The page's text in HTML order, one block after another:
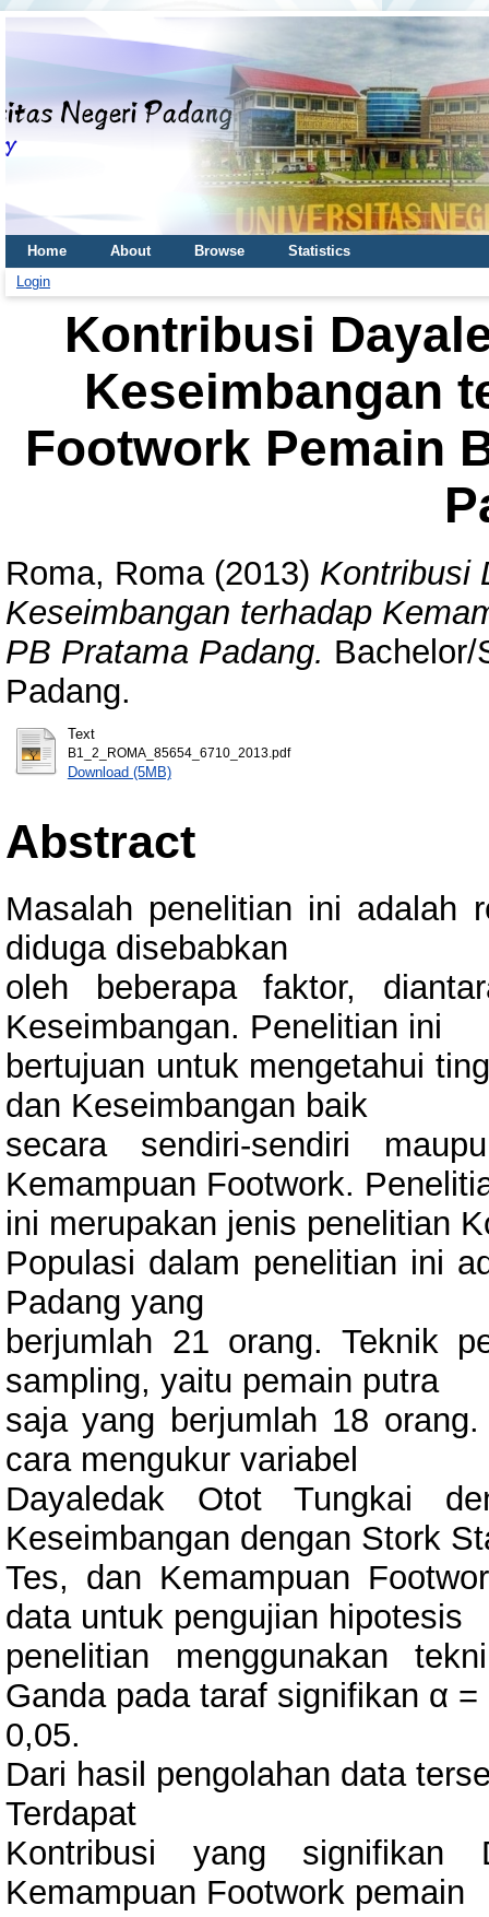
Home About Browse
Statistics
Login
Kontribusi
Keseimbangan
Footwork Pemain
Roma, Roma(2013) Kontribusi
Keseimbangan terhadap
PB Pratama Padang.
Padang.
Text
B1_2_ROMA_85654_6710_2013.pdf
Download (5MB)
Abstract
Masalah penelitian ini adalah
diduga disebabkan
oleh beberapa faktor,
Keseimbangan. Penelitian ini
bertujuan untuk mengetahui
dan Keseimbangan baik
secara sendiri-sendiri
Kemampuan Footwork.
ini merupakan jenis penelitian
Populasi dalam penelitian ini
Padang yang
berjumlah 21 orang. Teknik
sampling, yaitu pemain putra
saja yang berjumlah 18
cara mengukur variabel
Dayaledak Otot Tungkai
Keseimbangan dengan Stork
Tes, dan Kemampuan
data untuk pengujian hipotesis
penelitian menggunakan
Ganda pada taraf signifikan α =
0,05.
Dari hasil pengolahan data
Terdapat
Kontribusi yang signifikan
Kemampuan Footwork pemain